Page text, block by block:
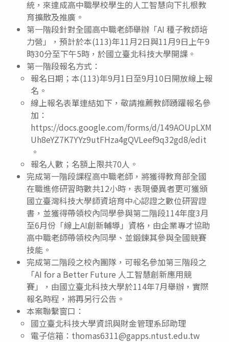
統，來達成高中職學校學生的人工智慧向下扎根教
育擴散及推廣。
第一階段針對全國高中職老師舉辦「AI 種子教師培
力營」，預計於本(113)年11月2日與11月9日上午9
時30分至下午5時，於國立臺北科技大學開課。
第一階段報名方式：
報名日期；本(113)年9月1日至9月10日開放線上報
名。
線上報名表單連結如下，敬請推薦教師踴躍報名參
加：
https://docs.google.com/forms/d/149AOUpLXM
Uh8eYZ7K7YYz9utFHza4gQVLeef9q32gd8/edit
。
報名人數；名額上限共70人。
完成第一階段課程高中職老師，將獲得教育部全國
在職進修研習時數共12小時，表現優異者更可獲頒
國立臺灣科技大學師資培育中心認證之數位研習證
書，並獲得帶領校內同學參與第二階段114年度3月
至6月份「線上AI創新輔導」資格，由企業專才協助
高中職老師帶領校內同學、並鍛鍊其參與全國競賽
技能。
完成第二階段之校內團隊，可報名參加第三階段之
「AI for a Better Future 人工智慧創新應用競
賽」，由國立臺北科技大學於114年7月舉辦，實際
報名時程，將再另行公告。
本案聯繫窗口：
國立臺北科技大學資訊與財金管理系邱助理
電子信箱：thomas6311@gapps.ntust.edu.tw